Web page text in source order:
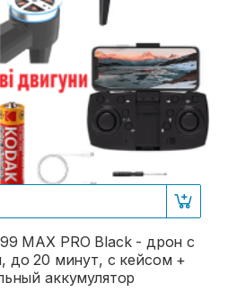
MAX PRO Black - дрон с
до 20 минут, с кейсом +
аккумулятор